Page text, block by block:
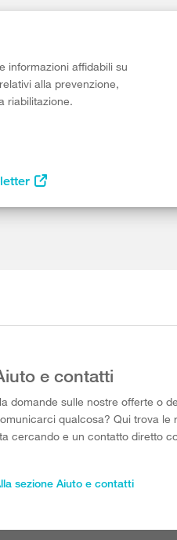
informazioni affidabili su
alla prevenzione,
riabilitazione.
e contatti
domande sulle nostre offerte o
qualcosa? Qui trova le
cercando e un contatto diretto
sezione Aiuto e contatti